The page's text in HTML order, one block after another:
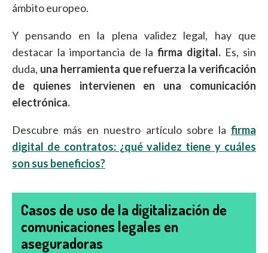
ámbito europeo.
Y pensando en la plena validez legal, hay que
destacar la importancia de la firma digital. Es, sin
duda, una herramienta que refuerza la verificación
de quienes intervienen en una comunicación
electrónica.
Descubre más en nuestro artículo sobre la firma
digital de contratos: ¿qué validez tiene y cuáles
son sus beneficios?
Casos de uso de la digitalización de
comunicaciones legales en
aseguradoras